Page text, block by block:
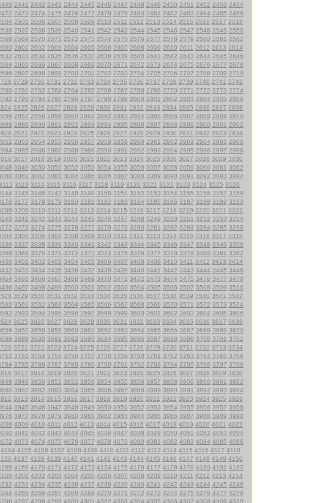
2441 2442 2443 2444 2445 2446 2447 2448 2449 2450 2451 2452 2453 2454
2473 2474 2475 2476 2477 2478 2479 2480 2481 2482 2483 2484 2485 2486
2505 2506 2507 2508 2509 2510 2511 2512 2513 2514 2515 2516 2517 2518
2537 2538 2539 2540 2541 2542 2543 2544 2545 2546 2547 2548 2549 2550
2569 2570 2571 2572 2573 2574 2575 2576 2577 2578 2579 2580 2581 2582
2601 2602 2603 2604 2605 2606 2607 2608 2609 2610 2611 2612 2613 2614
2633 2634 2635 2636 2637 2638 2639 2640 2641 2642 2643 2644 2645 2646
2665 2666 2667 2668 2669 2670 2671 2672 2673 2674 2675 2676 2677 2678
2697 2698 2699 2700 2701 2702 2703 2704 2705 2706 2707 2708 2709 2710
2729 2730 2731 2732 2733 2734 2735 2736 2737 2738 2739 2740 2741 2742
2761 2762 2763 2764 2765 2766 2767 2768 2769 2770 2771 2772 2773 2774
2793 2794 2795 2796 2797 2798 2799 2800 2801 2802 2803 2804 2805 2806
2825 2826 2827 2828 2829 2830 2831 2832 2833 2834 2835 2836 2837 2838
2857 2858 2859 2860 2861 2862 2863 2864 2865 2866 2867 2868 2869 2870
2889 2890 2891 2892 2893 2894 2895 2896 2897 2898 2899 2900 2901 2902
2921 2922 2923 2924 2925 2926 2927 2928 2929 2930 2931 2932 2933 2934
2953 2954 2955 2956 2957 2958 2959 2960 2961 2962 2963 2964 2965 2966
2985 2986 2987 2988 2989 2990 2991 2992 2993 2994 2995 2996 2997 2998
3017 3018 3019 3020 3021 3022 3023 3024 3025 3026 3027 3028 3029 3030
3049 3050 3051 3052 3053 3054 3055 3056 3057 3058 3059 3060 3061 3062
3081 3082 3083 3084 3085 3086 3087 3088 3089 3090 3091 3092 3093 3094
3113 3114 3115 3116 3117 3118 3119 3120 3121 3122 3123 3124 3125 3126
3145 3146 3147 3148 3149 3150 3151 3152 3153 3154 3155 3156 3157 3158
3177 3178 3179 3180 3181 3182 3183 3184 3185 3186 3187 3188 3189 3190
3209 3210 3211 3212 3213 3214 3215 3216 3217 3218 3219 3220 3221 3222
3241 3242 3243 3244 3245 3246 3247 3248 3249 3250 3251 3252 3253 3254
3273 3274 3275 3276 3277 3278 3279 3280 3281 3282 3283 3284 3285 3286
3305 3306 3307 3308 3309 3310 3311 3312 3313 3314 3315 3316 3317 3318
3337 3338 3339 3340 3341 3342 3343 3344 3345 3346 3347 3348 3349 3350
3369 3370 3371 3372 3373 3374 3375 3376 3377 3378 3379 3380 3381 3382
3401 3402 3403 3404 3405 3406 3407 3408 3409 3410 3411 3412 3413 3414
3433 3434 3435 3436 3437 3438 3439 3440 3441 3442 3443 3444 3445 3446
3465 3466 3467 3468 3469 3470 3471 3472 3473 3474 3475 3476 3477 3478
3497 3498 3499 3500 3501 3502 3503 3504 3505 3506 3507 3508 3509 3510
3529 3530 3531 3532 3533 3534 3535 3536 3537 3538 3539 3540 3541 3542
3561 3562 3563 3564 3565 3566 3567 3568 3569 3570 3571 3572 3573 3574
3593 3594 3595 3596 3597 3598 3599 3600 3601 3602 3603 3604 3605 3606
3625 3626 3627 3628 3629 3630 3631 3632 3633 3634 3635 3636 3637 3638
3657 3658 3659 3660 3661 3662 3663 3664 3665 3666 3667 3668 3669 3670
3689 3690 3691 3692 3693 3694 3695 3696 3697 3698 3699 3700 3701 3702
3721 3722 3723 3724 3725 3726 3727 3728 3729 3730 3731 3732 3733 3734
3753 3754 3755 3756 3757 3758 3759 3760 3761 3762 3763 3764 3765 3766
3785 3786 3787 3788 3789 3790 3791 3792 3793 3794 3795 3796 3797 3798
3817 3818 3819 3820 3821 3822 3823 3824 3825 3826 3827 3828 3829 3830
3849 3850 3851 3852 3853 3854 3855 3856 3857 3858 3859 3860 3861 3862
3881 3882 3883 3884 3885 3886 3887 3888 3889 3890 3891 3892 3893 3894
3913 3914 3915 3916 3917 3918 3919 3920 3921 3922 3923 3924 3925 3926
3945 3946 3947 3948 3949 3950 3951 3952 3953 3954 3955 3956 3957 3958
3977 3978 3979 3980 3981 3982 3983 3984 3985 3986 3987 3988 3989 3990
4009 4010 4011 4012 4013 4014 4015 4016 4017 4018 4019 4020 4021 4022
4041 4042 4043 4044 4045 4046 4047 4048 4049 4050 4051 4052 4053 4054
4073 4074 4075 4076 4077 4078 4079 4080 4081 4082 4083 4084 4085 4086
4104 4105 4106 4107 4108 4109 4110 4111 4112 4113 4114 4115 4116 4117 4118
4137 4138 4139 4140 4141 4142 4143 4144 4145 4146 4147 4148 4149 4150
4169 4170 4171 4172 4173 4174 4175 4176 4177 4178 4179 4180 4181 4182
4201 4202 4203 4204 4205 4206 4207 4208 4209 4210 4211 4212 4213 4214
4233 4234 4235 4236 4237 4238 4239 4240 4241 4242 4243 4244 4245 4246
4265 4266 4267 4268 4269 4270 4271 4272 4273 4274 4275 4276 4277 4278
4297 4298 4299 4300 4301 4302 4303 4304 4305 4306 4307 4308 4309 4310